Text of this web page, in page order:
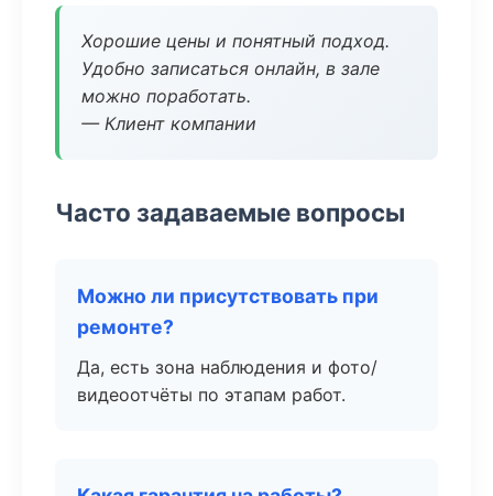
Хорошие цены и понятный подход.
Удобно записаться онлайн, в зале
можно поработать.
— Клиент компании
Часто задаваемые вопросы
Можно ли присутствовать при
ремонте?
Да, есть зона наблюдения и фото/
видеоотчёты по этапам работ.